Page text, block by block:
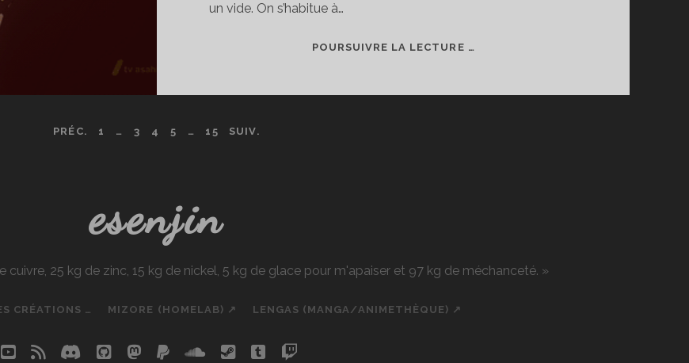
un vide. On s’habitue à…
POURSUIVRE LA LECTURE …
PRÉC. 1 … 3 4 5 … 15 SUIV.
esenjin
25 kg de zinc, 15 kg de nickel, 5 kg de glace pour m'apaiser et 97 kg de méchanceté. »
CRÉATIONS … MIZORE (HOMELAB) ↗ LENGAS (MANGA/ANIMETHÈQUE) ↗
youtube
rss discord
githubmastodon
paypalsoundcloud
steamtumblrtwitch